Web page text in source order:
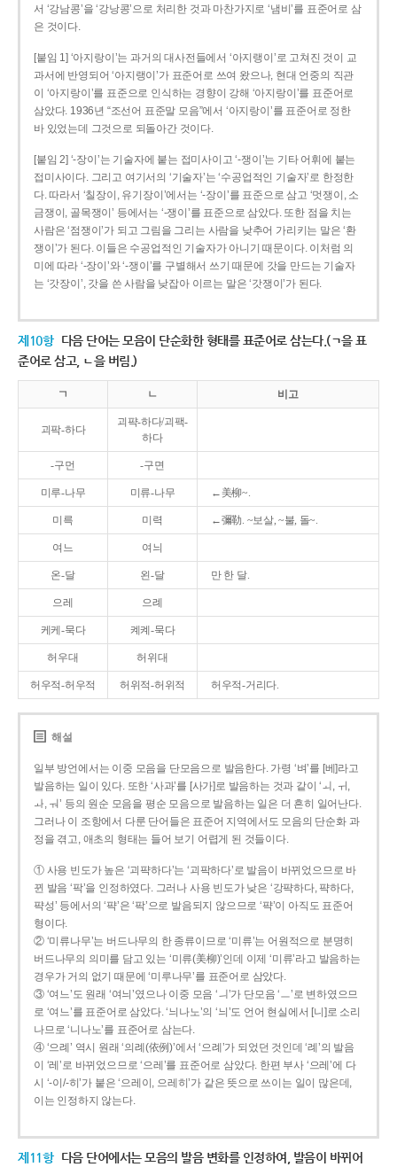
서 ‘강남콩’을 ‘강낭콩’으로 처리한 것과 마찬가지로 ‘냄비’를 표준어로 삼
은 것이다.
[붙임 1] ‘아지랑이’는 과거의 대사전들에서 ‘아지랭이’로 고쳐진 것이 교
과서에 반영되어 ‘아지랭이’가 표준어로 쓰여 왔으나, 현대 언중의 직관
이 ‘아지랑이’를 표준으로 인식하는 경향이 강해 ‘아지랑이’를 표준어로
삼았다. 1936년 “조선어 표준말 모음”에서 ‘아지랑이’를 표준어로 정한
바 있었는데 그것으로 되돌아간 것이다.
[붙임 2] ‘-장이’는 기술자에 붙는 접미사이고 ‘-쟁이’는 기타 어휘에 붙는
접미사이다. 그리고 여기서의 ‘기술자’는 ‘수공업적인 기술자’로 한정한
다. 따라서 ‘칠장이, 유기장이’에서는 ‘-장이’를 표준으로 삼고 ‘멋쟁이, 소
금쟁이, 골목쟁이’ 등에서는 ‘-쟁이’를 표준으로 삼았다. 또한 점을 치는
사람은 ‘점쟁이’가 되고 그림을 그리는 사람을 낮추어 가리키는 말은 ‘환
쟁이’가 된다. 이들은 수공업적인 기술자가 아니기 때문이다. 이처럼 의
미에 따라 ‘-장이’와 ‘-쟁이’를 구별해서 쓰기 때문에 갓을 만드는 기술자
는 ‘갓장이’, 갓을 쓴 사람을 낮잡아 이르는 말은 ‘갓쟁이’가 된다.
제10항 다음 단어는 모음이 단순화한 형태를 표준어로 삼는다.(ㄱ을 표
준어로 삼고, ㄴ을 버림.)
ㄱ ㄴ 비고
괴팍-하다
괴퍅-하다/괴팩-
하다
-구먼 -구면
미루-나무 미류-나무 ←美柳~.
미륵 미력 ←彌勒. ~보살, ~불, 돌~.
여느 여늬
온-달 왼-달 만 한 달.
으레 으례
케케-묵다 켸켸-묵다
허우대 허위대
허우적-허우적 허위적-허위적 허우적-거리다.
해설
일부 방언에서는 이중 모음을 단모음으로 발음한다. 가령 ‘벼’를 [베]라고
발음하는 일이 있다. 또한 ‘사과’를 [사가]로 발음하는 것과 같이 ‘ㅚ, ㅟ,
ㅘ, ㅝ’ 등의 원순 모음을 평순 모음으로 발음하는 일은 더 흔히 일어난다.
그러나 이 조항에서 다룬 단어들은 표준어 지역에서도 모음의 단순화 과
정을 겪고, 애초의 형태는 들어 보기 어렵게 된 것들이다.
① 사용 빈도가 높은 ‘괴퍅하다’는 ‘괴팍하다’로 발음이 바뀌었으므로 바
뀐 발음 ‘팍’을 인정하였다. 그러나 사용 빈도가 낮은 ‘강퍅하다, 퍅하다,
퍅성’ 등에서의 ‘퍅’은 ‘팍’으로 발음되지 않으므로 ‘퍅’이 아직도 표준어
형이다.
② ‘미류나무’는 버드나무의 한 종류이므로 ‘미류’는 어원적으로 분명히
버드나무의 의미를 담고 있는 ‘미류(美柳)’인데 이제 ‘미류’라고 발음하는
경우가 거의 없기 때문에 ‘미루나무’를 표준어로 삼았다.
③ ‘여느’도 원래 ‘여늬’였으나 이중 모음 ‘ㅢ’가 단모음 ‘ㅡ’로 변하였으므
로 ‘여느’를 표준어로 삼았다. ‘늬나노’의 ‘늬’도 언어 현실에서 [니]로 소리
나므로 ‘니나노’를 표준어로 삼는다.
④ ‘으례’ 역시 원래 ‘의례(依例)’에서 ‘으례’가 되었던 것인데 ‘례’의 발음
이 ‘레’로 바뀌었으므로 ‘으레’를 표준어로 삼았다. 한편 부사 ‘으레’에 다
시 ‘-이/-히’가 붙은 ‘으레이, 으레히’가 같은 뜻으로 쓰이는 일이 많은데,
이는 인정하지 않는다.
제11항 다음 단어에서는 모음의 발음 변화를 인정하여, 발음이 바뀌어